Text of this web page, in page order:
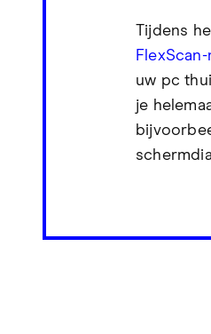
Tijdens
uw pc
je